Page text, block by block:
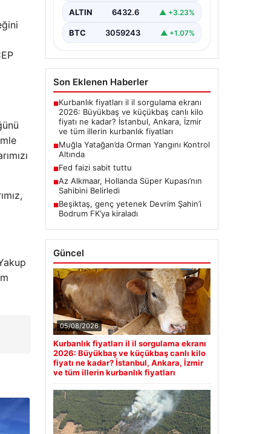
ALTIN 6432.6 ▲ +3.23%
BTC 3059243 ▲ +1.07%
Son Eklenen Haberler
■Kurbanlık fiyatları il il sorgulama ekranı
2026: Büyükbaş ve küçükbaş canlı kilo
fiyatı ne kadar? İstanbul, Ankara, İzmir
ve tüm illerin kurbanlık fiyatları
■Muğla Yatağan’da Orman Yangını Kontrol
Altında
■Fed faizi sabit tuttu
■Az Alkmaar, Hollanda Süper Kupası’nın
Sahibini Belirledi
■Beşiktaş, genç yetenek Devrim Şahin’i
Bodrum FK’ya kiraladı
Güncel
05/08/2026
Kurbanlık fiyatları il il sorgulama ekranı
2026: Büyükbaş ve küçükbaş canlı kilo
fiyatı ne kadar? İstanbul, Ankara, İzmir
ve tüm illerin kurbanlık fiyatları